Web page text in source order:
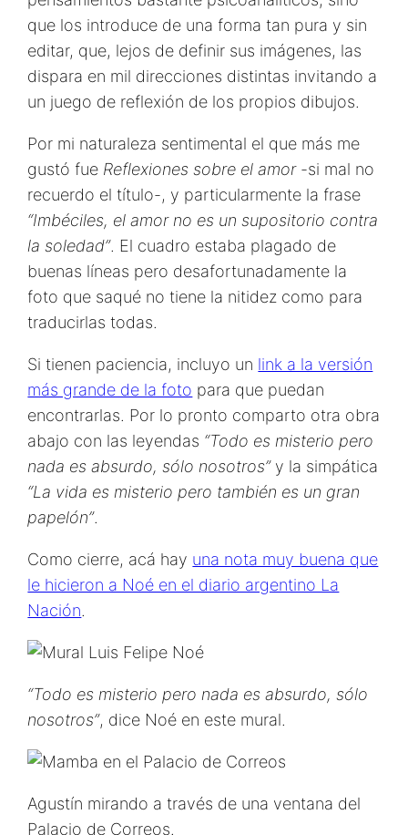
que los introduce de una forma tan pura y sin
editar, que, lejos de definir sus imágenes, las
dispara en mil direcciones distintas invitando a
un juego de reflexión de los propios dibujos.
Por mi naturaleza sentimental el que más me
gustó fue Reflexiones sobre el amor-si mal no
recuerdo el título-, y particularmente la frase
“Imbéciles, el amor no es un supositorio contra
la soledad”. El cuadro estaba plagado de
buenas líneas pero desafortunadamente la
foto que saqué no tiene la nitidez como para
traducirlas todas.
Si tienen paciencia, incluyo un link a la versión
más grande de la foto para que puedan
encontrarlas. Por lo pronto comparto otra obra
abajo con las leyendas “Todo es misterio pero
nada es absurdo, sólo nosotros”y la simpática
“La vida es misterio pero también es un gran
papelón”.
Como cierre, acá hay una nota muy buena que
le hicieron a Noé en el diario argentino La
Nación.
“Todo es misterio pero nada es absurdo, sólo
nosotros”, dice Noé en este mural.
Agustín mirando a través de una ventana del
Palacio de Correos.